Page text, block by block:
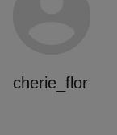
cherie_flor